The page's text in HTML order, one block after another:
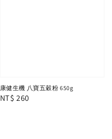
康健生機 八寶五穀粉 650g
Regular
NT$ 260